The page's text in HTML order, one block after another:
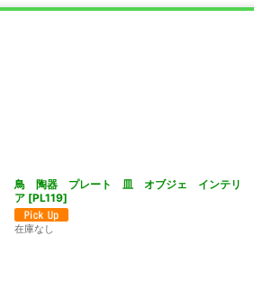
鳥 陶器 プレート 皿 オブジェ インテリ
ア [PL119]
在庫なし